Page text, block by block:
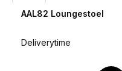
AAL82 Loungestoel
Deliverytime